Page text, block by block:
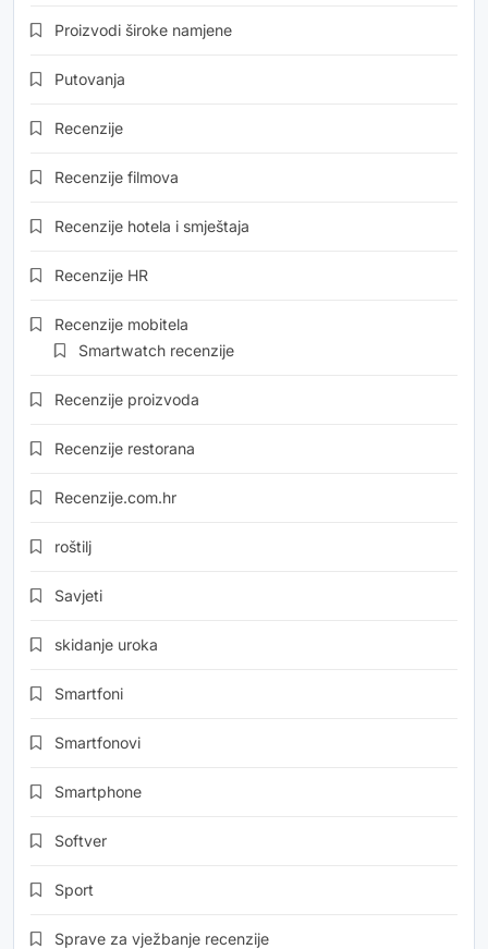
Proizvodi široke namjene
Putovanja
Recenzije
Recenzije filmova
Recenzije hotela i smještaja
Recenzije HR
Recenzije mobitela
Smartwatch recenzije
Recenzije proizvoda
Recenzije restorana
Recenzije.com.hr
roštilj
Savjeti
skidanje uroka
Smartfoni
Smartfonovi
Smartphone
Softver
Sport
Sprave za vježbanje recenzije